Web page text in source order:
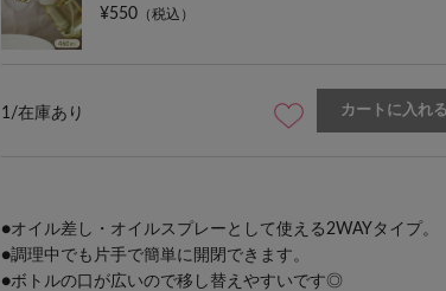
¥550 （税込）
1/在庫あり カートに入れる
●オイル差し・オイルスプレーとして使える2WAYタイプ。
●調理中でも片手で簡単に開閉できます。
●ボトルの口が広いので移し替えやすいです◎